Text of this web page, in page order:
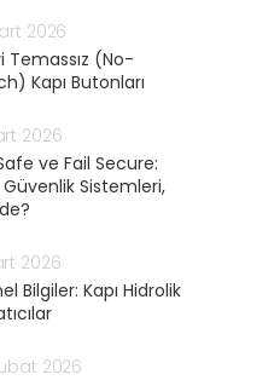
2026
Temassız (No-
Kapı Butonları
2026
ve Fail Secure:
Güvenlik Sistemleri,
2026
Bilgiler: Kapı Hidrolik
2026